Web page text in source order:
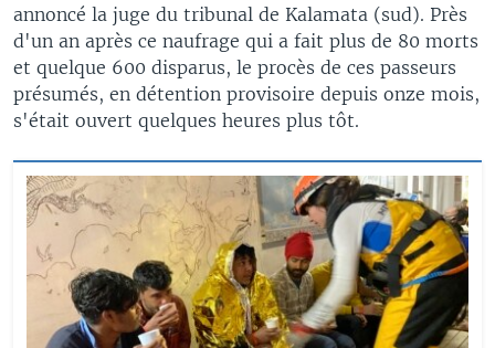
annoncé la juge du tribunal de Kalamata (sud). Près
d'un an après ce naufrage qui a fait plus de 80 morts
et quelque 600 disparus, le procès de ces passeurs
présumés, en détention provisoire depuis onze mois,
s'était ouvert quelques heures plus tôt.